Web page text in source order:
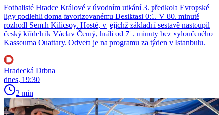
Fotbalisté Hradce Králové v úvodním utkání 3. předkola Evropské
ligy podlehli doma favorizovanému Besiktasi 0:1. V 80. minutě
rozhodl Semih Kilicsoy. Hosté, v jejichž základní sestavě nastoupil
český křídelník Václav Černý, hráli od 71. minuty bez vyloučeného
Kassouma Ouattary. Odveta je na programu za týden v Istanbulu.
Hradecká Drbna
dnes, 19:30
2 min